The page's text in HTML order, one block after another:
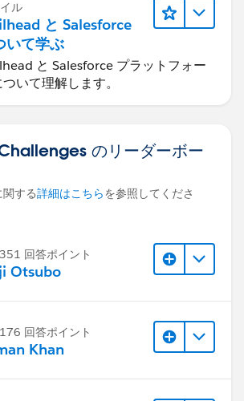
ル
と Salesforce
いて学ぶ
と Salesforce プラットフォー
いて理解します。
のリーダーボー
する詳細はこちらを参照してくださ
回答ポイント
Otsubo
回答ポイント
Khan